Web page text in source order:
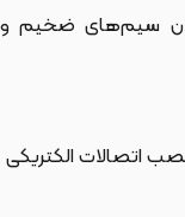
سیم‌های ضخیم و
اتصالات الکتریکی